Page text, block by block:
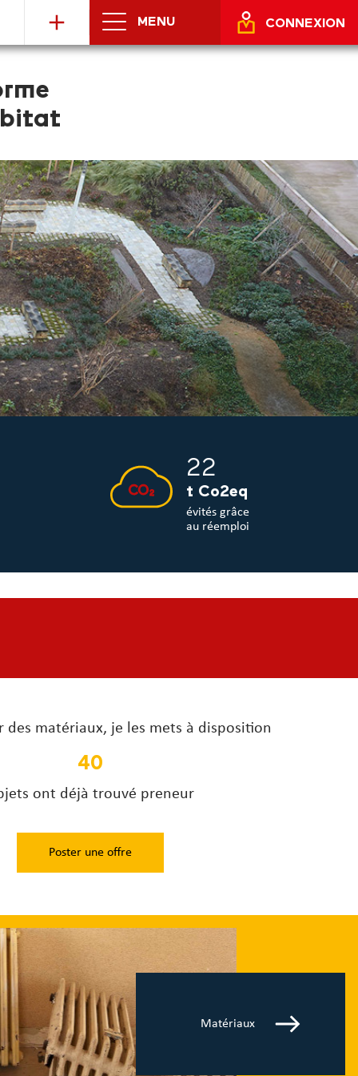
MENU CONNEXION
22
t Co2eq
évités grâce
au réemploi
des matériaux, je les mets à disposition
40
ont déjà trouvé preneur
Poster une offre
Matériaux